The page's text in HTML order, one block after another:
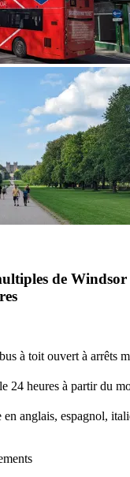
de
à toit ouvert à arrêts
24 heures à partir du
anglais, espagnol,